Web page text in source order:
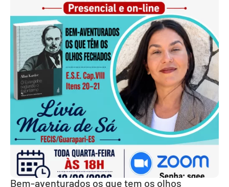
Bem-aventurados os que tem os olhos